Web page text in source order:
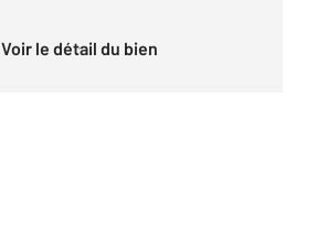
Voir le détail du bien